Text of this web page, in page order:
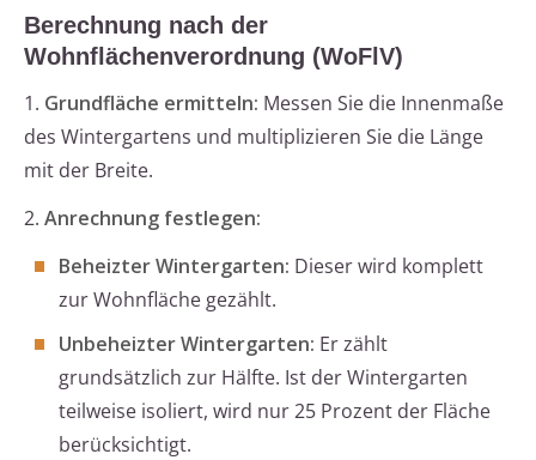
Berechnung nach der
Wohnflächenverordnung (WoFlV)
1. Grundfläche ermitteln: Messen Sie die Innenmaße
des Wintergartens und multiplizieren Sie die Länge
mit der Breite.
2. Anrechnung festlegen:
Beheizter Wintergarten: Dieser wird komplett
zur Wohnfläche gezählt.
Unbeheizter Wintergarten: Er zählt
grundsätzlich zur Hälfte. Ist der Wintergarten
teilweise isoliert, wird nur 25 Prozent der Fläche
berücksichtigt.